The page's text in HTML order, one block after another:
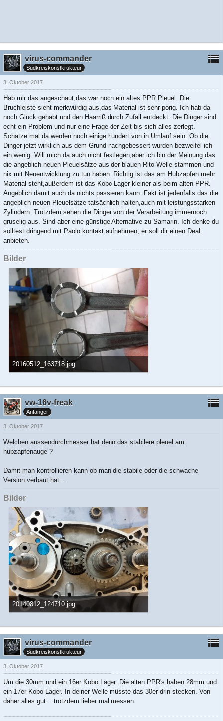
virus-commander
Südkreiskonstkrukteur
3. Oktober 2017
Hab mir das angeschaut,das war noch ein altes PPR Pleuel. Die
Bruchleiste sieht merkwürdig aus,das Material ist sehr porig. Ich hab da
noch Glück gehabt und den Haarriß durch Zufall entdeckt. Die Dinger sind
echt ein Problem und nur eine Frage der Zeit bis sich alles zerlegt.
Schätze mal da werden noch einige hundert von in Umlauf sein. Ob die
Dinger jetzt wirklich aus dem Grund nachgebessert wurden bezweifel ich
ein wenig. Will mich da auch nicht festlegen,aber ich bin der Meinung das
die angeblich neuen Pleuelsätze aus der blauen Rito Welle stammen und
nix mit Neuentwicklung zu tun haben. Richtig ist das am Hubzapfen mehr
Material steht,außerdem ist das Kobo Lager kleiner als beim alten PPR.
Angeblich damit auch da nichts passieren kann. Fakt ist jedenfalls das die
angeblich neuen Pleuelsätze tatsächlich halten,auch mit leistungsstarken
Zylindern. Trotzdem sehen die Dinger von der Verarbeitung immernoch
gruselig aus. Sind aber eine günstige Alternative zu Samarin. Ich denke du
solltest dringend mit Paolo kontakt aufnehmen, er soll dir einen Deal
anbieten.
Bilder
20160512_163718.jpg
1,85 MB, 3.264×1.836, 2.295 mal angesehen
vw-16v-freak
Anfänger
3. Oktober 2017
Welchen aussendurchmesser hat denn das stabilere pleuel am
hubzapfenauge ?
Damit man kontrollieren kann ob man die stabile oder die schwache
Version verbaut hat...
Bilder
20140812_124710.jpg
3 MB, 4.128×2.322, 2.600 mal angesehen
virus-commander
Südkreiskonstkrukteur
3. Oktober 2017
Um die 30mm und ein 16er Kobo Lager. Die alten PPR's haben 28mm und
ein 17er Kobo Lager. In deiner Welle müsste das 30er drin stecken. Von
daher alles gut....trotzdem lieber mal messen.